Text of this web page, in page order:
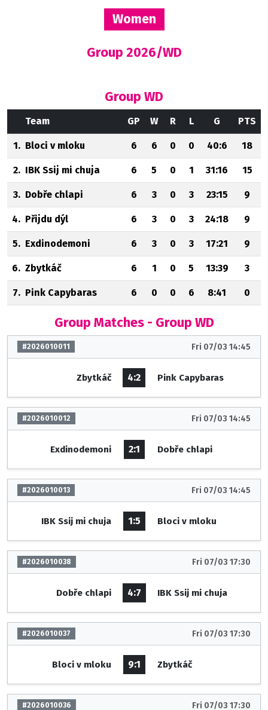
Women
Group 2026/WD
Group WD
Team GP W R L G PTS
1. Bloci v mloku 6 6 0 0 40:6 18
2. IBK Ssij mi chuja 6 5 0 1 31:16 15
3. Dobře chlapi 6 3 0 3 23:15 9
4. Přijdu dýl 6 3 0 3 24:18 9
5. Exdinodemoni 6 3 0 3 17:21 9
6. Zbytkáč 6 1 0 5 13:39 3
7. Pink Capybaras 6 0 0 6 8:41 0
Group Matches - Group WD
#2026010011 Fri 07/03 14:45
Zbytkáč 4:2 Pink Capybaras
#2026010012 Fri 07/03 14:45
Exdinodemoni 2:1 Dobře chlapi
#2026010013 Fri 07/03 14:45
IBK Ssij mi chuja 1:5 Bloci v mloku
#2026010038 Fri 07/03 17:30
Dobře chlapi 4:7 IBK Ssij mi chuja
#2026010037 Fri 07/03 17:30
Bloci v mloku 9:1 Zbytkáč
#2026010036 Fri 07/03 17:30